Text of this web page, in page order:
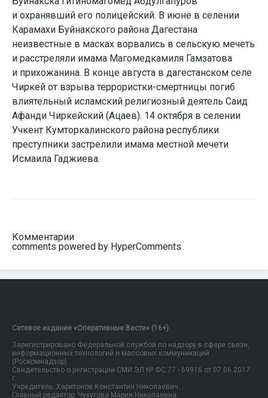
и охранявший его полицейский. В июне в селении
Карамахи Буйнакского района Дагестана
неизвестные в масках ворвались в сельскую мечеть
и расстреляли имама Магомедкамиля Гамзатова
и прихожанина. В конце августа в дагестанском селе
Чиркей от взрыва террористки-смертницы погиб
влиятельный исламский религиозный деятель Саид
Афанди Чиркейский (Ацаев). 14 октября в селении
Учкент Кумторкалинского района республики
преступники застрелили имама местной мечети
Исмаила Гаджиева.
Комментарии
comments powered by HyperComments
Сетевое издание «Оперативные Вести» (16+).
Зарегистрировано Федеральной службой по надзору в сфере связи,
информационных технологий и массовых коммуникаций
(Роскомнадзор).
Свидетельство о регистрации СМИ ЭЛ № ФС 77 - 69916 от 07.06.2017
г.
Учредитель: Харитонов Константин Николаевич.
Главный редактор: Чухутова Мария Николаевна.